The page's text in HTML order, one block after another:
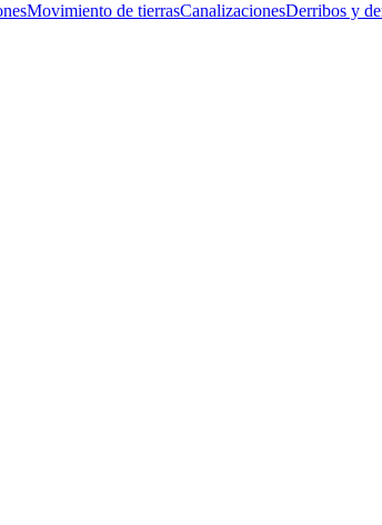
Movimiento de tierrasCanalizacionesDerribos y